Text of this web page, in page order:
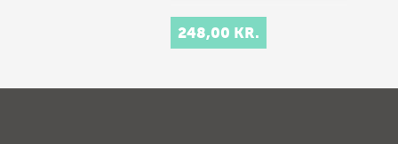
248,00 KR.